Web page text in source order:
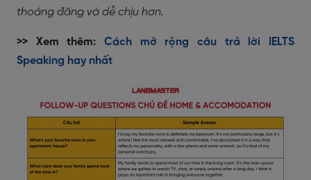
thoáng đãng và dễ chịu hơn.
>> Xem thêm: Cách mở rộng câu trả lời IELTS
Speaking hay nhất